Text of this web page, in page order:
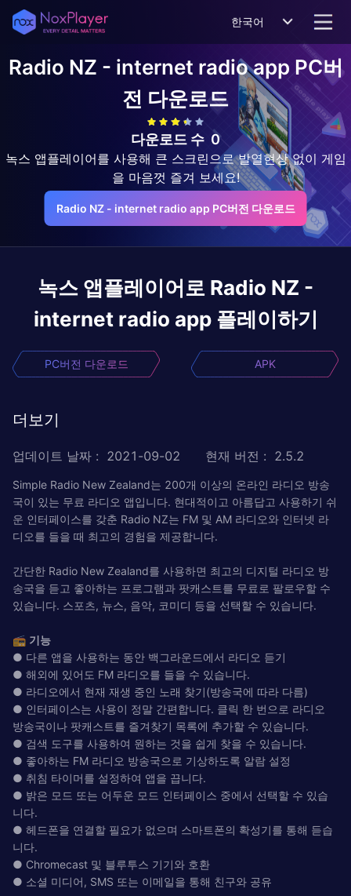
한국어
Radio NZ - internet radio app PC버
전 다운로드
다운로드 수 0
녹스 앱플레이어를 사용해 큰 스크린으로 발열현상 없이 게임
을 마음껏 즐겨 보세요!
Radio NZ - internet radio app PC버전 다운로드
녹스 앱플레이어로 Radio NZ -
internet radio app 플레이하기
PC버전 다운로드 APK
더보기
업데이트 날짜 : 2021-09-02 현재 버전 : 2.5.2
Simple Radio New Zealand는 200개 이상의 온라인 라디오 방송
국이 있는 무료 라디오 앱입니다. 현대적이고 아름답고 사용하기 쉬
운 인터페이스를 갖춘 Radio NZ는 FM 및 AM 라디오와 인터넷 라
디오를 들을 때 최고의 경험을 제공합니다.
간단한 Radio New Zealand를 사용하면 최고의 디지털 라디오 방
송국을 듣고 좋아하는 프로그램과 팟캐스트를 무료로 팔로우할 수
있습니다. 스포츠, 뉴스, 음악, 코미디 등을 선택할 수 있습니다.
📻 기능
● 다른 앱을 사용하는 동안 백그라운드에서 라디오 듣기
● 해외에 있어도 FM 라디오를 들을 수 있습니다.
● 라디오에서 현재 재생 중인 노래 찾기(방송국에 따라 다름)
● 인터페이스는 사용이 정말 간편합니다. 클릭 한 번으로 라디오
방송국이나 팟캐스트를 즐겨찾기 목록에 추가할 수 있습니다.
● 검색 도구를 사용하여 원하는 것을 쉽게 찾을 수 있습니다.
● 좋아하는 FM 라디오 방송국으로 기상하도록 알람 설정
● 취침 타이머를 설정하여 앱을 끕니다.
● 밝은 모드 또는 어두운 모드 인터페이스 중에서 선택할 수 있습
니다.
● 헤드폰을 연결할 필요가 없으며 스마트폰의 확성기를 통해 듣습
니다.
● Chromecast 및 블루투스 기기와 호환
● 소셜 미디어, SMS 또는 이메일을 통해 친구와 공유